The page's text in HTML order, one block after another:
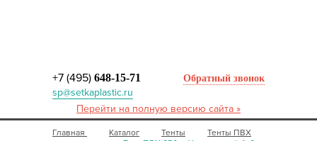
+7 (495) 648-15-71
sp@setkaplastic.ru
Обратный звонок
Перейти на полную версию сайта »
Главная Каталог Тенты
Тенты ПВХ